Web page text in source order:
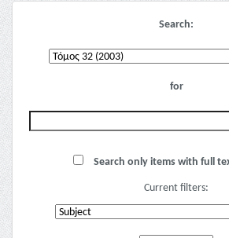
Search:
for
Search only items with full
Current filters: